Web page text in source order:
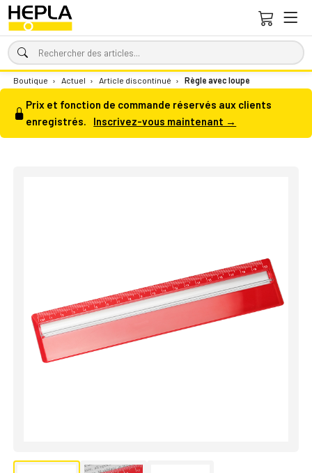
Boutique › Actuel › Article discontinué › Règle avec loupe
Prix et fonction de commande réservés aux clients
enregistrés.
Inscrivez-vous maintenant →